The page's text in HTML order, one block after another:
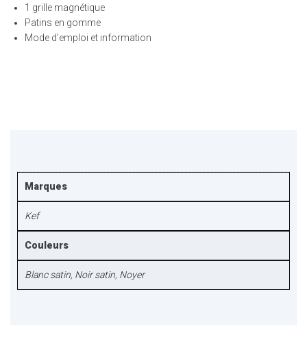
1 grille magnétique
Patins en gomme
Mode d’emploi et information
Marques
Kef
Couleurs
Blanc satin, Noir satin, Noyer